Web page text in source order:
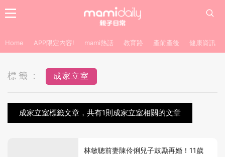
Home APP限定內容! mami熱話 教育路 產前產後 健康資訊
標籤： 成家立室
成家立室標籤文章，共有1則成家立室相關的文章
林敏聰前妻陳伶俐兒子鼓勵再婚！11歲